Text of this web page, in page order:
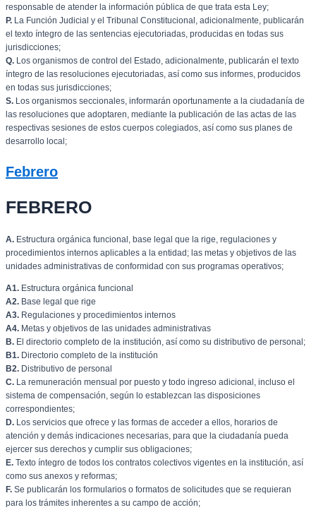
responsable de atender la información pública de que trata esta Ley;
P. La Función Judicial y el Tribunal Constitucional, adicionalmente, publicarán
el texto íntegro de las sentencias ejecutoriadas, producidas en todas sus
jurisdicciones;
Q. Los organismos de control del Estado, adicionalmente, publicarán el texto
íntegro de las resoluciones ejecutoriadas, así como sus informes, producidos
en todas sus jurisdicciones;
S. Los organismos seccionales, informarán oportunamente a la ciudadanía de
las resoluciones que adoptaren, mediante la publicación de las actas de las
respectivas sesiones de estos cuerpos colegiados, así como sus planes de
desarrollo local;
Febrero
FEBRERO
A. Estructura orgánica funcional, base legal que la rige, regulaciones y
procedimientos internos aplicables a la entidad; las metas y objetivos de las
unidades administrativas de conformidad con sus programas operativos;
A1. Estructura orgánica funcional
A2. Base legal que rige
A3. Regulaciones y procedimientos internos
A4. Metas y objetivos de las unidades administrativas
B. El directorio completo de la institución, así como su distributivo de personal;
B1. Directorio completo de la institución
B2. Distributivo de personal
C. La remuneración mensual por puesto y todo ingreso adicional, incluso el
sistema de compensación, según lo establezcan las disposiciones
correspondientes;
D. Los servicios que ofrece y las formas de acceder a ellos, horarios de
atención y demás indicaciones necesarias, para que la ciudadanía pueda
ejercer sus derechos y cumplir sus obligaciones;
E. Texto íntegro de todos los contratos colectivos vigentes en la institución, así
como sus anexos y reformas;
F. Se publicarán los formularios o formatos de solicitudes que se requieran
para los trámites inherentes a su campo de acción;